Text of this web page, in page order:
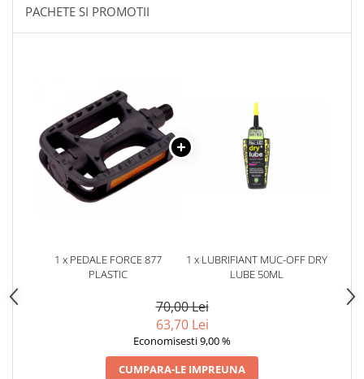
Urechi cadru bicicleta
Mansoane si ghidolina
Ghidoane bicicleta
Pipe ghidon
Pedale bicicleta
Cabluri si camasi
Saboti frana bicicleta
PACHETE SI PROMOTII
1 x PEDALE FORCE 877
PLASTIC
1 x LUBRIFIANT MUC-OFF DRY
LUBE 50ML
70,00 Lei
63,70 Lei
Economisesti 9,00 %
CUMPARA-LE IMPREUNA